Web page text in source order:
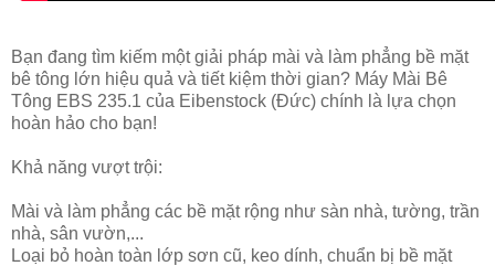
Bạn đang tìm kiếm một giải pháp mài và làm phẳng bề mặt
bê tông lớn hiệu quả và tiết kiệm thời gian? Máy Mài Bê
Tông EBS 235.1 của Eibenstock (Đức) chính là lựa chọn
hoàn hảo cho bạn!
Khả năng vượt trội:
Mài và làm phẳng các bề mặt rộng như sàn nhà, tường, trần
nhà, sân vườn,...
Loại bỏ hoàn toàn lớp sơn cũ, keo dính, chuẩn bị bề mặt